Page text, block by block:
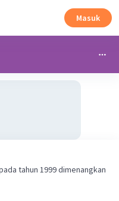
Masuk
tahun 1999 dimenangkan